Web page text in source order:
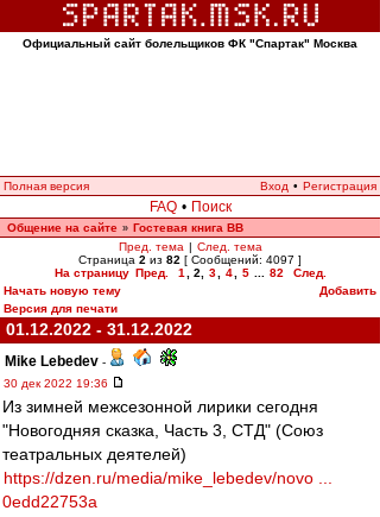
Официальный сайт болельщиков ФК "Спартак" Москва
Полная версия Вход • Регистрация
FAQ • Поиск
Общение на сайте » Гостевая книга ВВ
Пред. тема | След. тема
Страница 2 из 82 [ Сообщений: 4097 ]
На страницу Пред. 1 2 3 4 5 82
След.
Начать новую тему
Добавить
Версия для печати
01.12.2022 - 31.12.2022
Mike Lebedev -
30 дек 2022 19:36
Из зимней межсезонной лирики сегодня
"Новогодняя сказка, Часть 3, СТД" (Союз
театральных деятелей)
https://dzen.ru/media/mike_lebedev/novo ...
0edd22753a